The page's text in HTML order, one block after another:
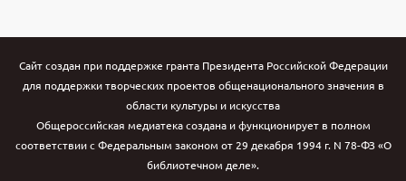
Сайт создан при поддержке гранта Президента Российской Федерации
для поддержки творческих проектов общенационального значения в
области культуры и искусства
Общероссийская медиатека создана и функционирует в полном
соответствии с Федеральным законом от 29 декабря 1994 г. N 78-ФЗ «О
библиотечном деле».